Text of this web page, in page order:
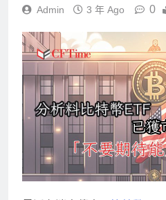
Admin 3 年 Ago 0